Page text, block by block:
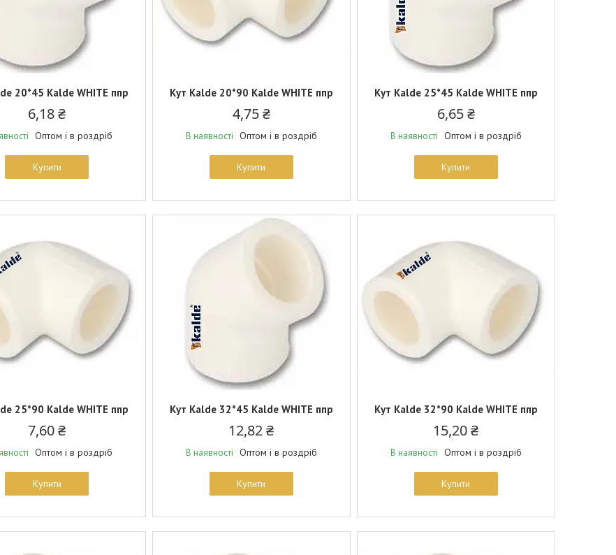
20*45 Kalde WHITE ппр
6,18 ₴
Оптом і в роздріб
Купити
Кут Kalde 20*90 Kalde WHITE ппр
4,75 ₴
В наявності Оптом і в роздріб
Купити
Кут Kalde 25*45 Kalde WHITE ппр
6,65 ₴
В наявності Оптом і в роздріб
Купити
25*90 Kalde WHITE ппр
7,60 ₴
Оптом і в роздріб
Купити
Кут Kalde 32*45 Kalde WHITE ппр
12,82 ₴
В наявності Оптом і в роздріб
Купити
Кут Kalde 32*90 Kalde WHITE ппр
15,20 ₴
В наявності Оптом і в роздріб
Купити